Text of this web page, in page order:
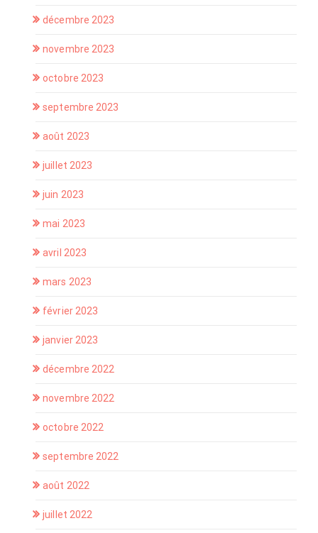
décembre 2023
novembre 2023
octobre 2023
septembre 2023
août 2023
juillet 2023
juin 2023
mai 2023
avril 2023
mars 2023
février 2023
janvier 2023
décembre 2022
novembre 2022
octobre 2022
septembre 2022
août 2022
juillet 2022